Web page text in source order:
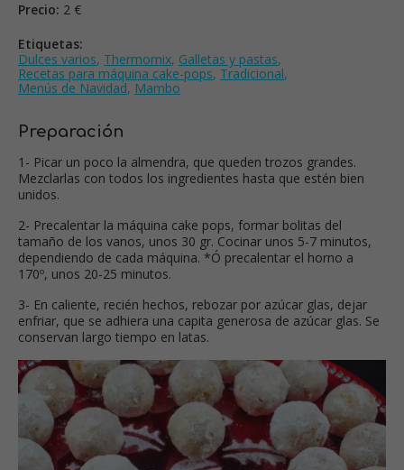
Precio: 2 €
Etiquetas:
Dulces varios, Thermomix, Galletas y pastas,
Recetas para máquina cake-pops, Tradicional,
Menús de Navidad, Mambo
Preparación
1- Picar un poco la almendra, que queden trozos grandes.
Mezclarlas con todos los ingredientes hasta que estén bien
unidos.
2- Precalentar la máquina cake pops, formar bolitas del
tamaño de los vanos, unos 30 gr. Cocinar unos 5-7 minutos,
dependiendo de cada máquina. *Ó precalentar el horno a
170º, unos 20-25 minutos.
3- En caliente, recién hechos, rebozar por azúcar glas, dejar
enfriar, que se adhiera una capita generosa de azúcar glas. Se
conservan largo tiempo en latas.